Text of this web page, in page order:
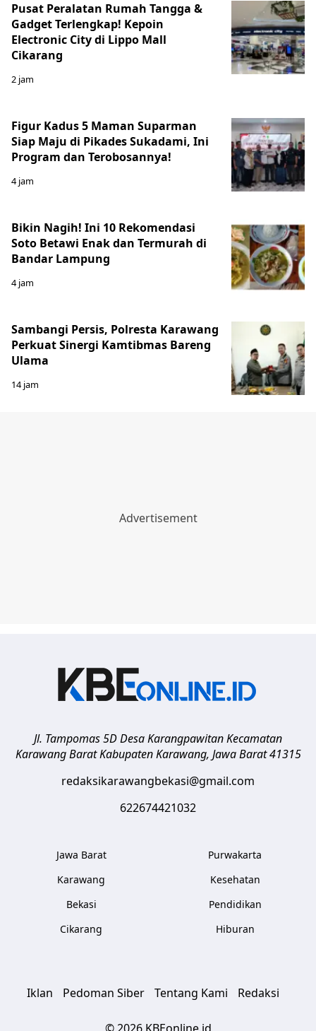
Pusat Peralatan Rumah Tangga &
Gadget Terlengkap! Kepoin
Electronic City di Lippo Mall
Cikarang
2 jam
Figur Kadus 5 Maman Suparman
Siap Maju di Pikades Sukadami, Ini
Program dan Terobosannya!
4 jam
Bikin Nagih! Ini 10 Rekomendasi
Soto Betawi Enak dan Termurah di
Bandar Lampung
4 jam
Sambangi Persis, Polresta Karawang
Perkuat Sinergi Kamtibmas Bareng
Ulama
14 jam
Jl. Tampomas 5D Desa Karangpawitan Kecamatan
Karawang Barat Kabupaten Karawang, Jawa Barat 41315
redaksikarawangbekasi@gmail.com
622674421032
Jawa Barat
Karawang
Bekasi
Cikarang
Purwakarta
Kesehatan
Pendidikan
Hiburan
Iklan Pedoman Siber Tentang Kami Redaksi